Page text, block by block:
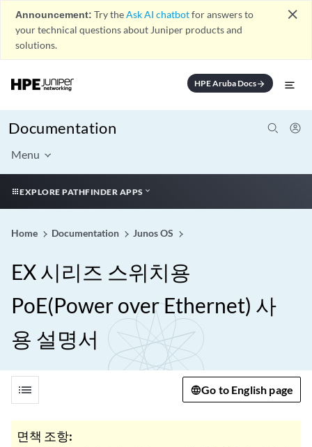
Announcement: Try theAsk AI chatbotfor answers to
your technical questions about Juniper products and
solutions.
close
HPE Aruba Docsarrow_forward
Documentation
Menu
EXPLORE PATHFINDER APPS
Home Documentation Junos OS
EX 시리즈 스위치용
PoE(Power over Ethernet) 사
용 설명서
list Go to English page
면책 조항: